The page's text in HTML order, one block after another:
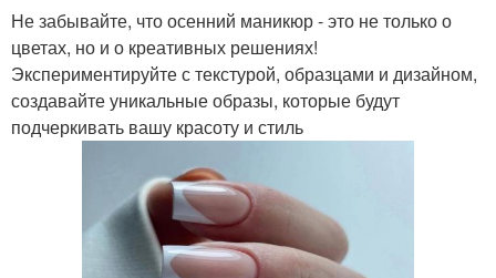
Не забывайте, что осенний маникюр - это не только о
цветах, но и о креативных решениях!
Экспериментируйте с текстурой, образцами и дизайном,
создавайте уникальные образы, которые будут
подчеркивать вашу красоту и стиль